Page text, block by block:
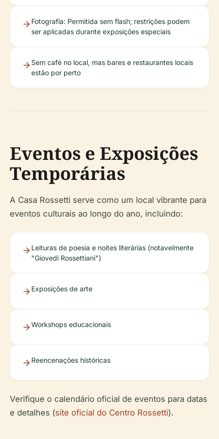
Fotografia: Permitida sem flash; restrições podem
ser aplicadas durante exposições especiais
Sem café no local, mas bares e restaurantes locais
estão por perto
Eventos e Exposições
Temporárias
A Casa Rossetti serve como um local vibrante para
eventos culturais ao longo do ano, incluindo:
Leituras de poesia e noites literárias (notavelmente
"Giovedì Rossettiani")
Exposições de arte
Workshops educacionais
Reencenações históricas
Verifique o calendário oficial de eventos para datas
e detalhes (site oficial do Centro Rossetti).